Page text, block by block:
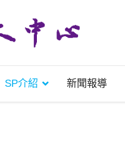
SP介紹 新聞報導